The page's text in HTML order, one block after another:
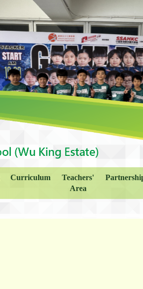
Curriculum
Teachers'
Area